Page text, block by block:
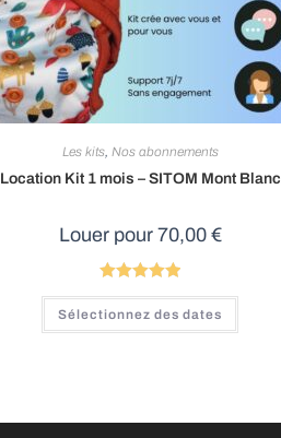
Les kits, Nos abonnements
Location Kit 1 mois – SITOM Mont Blanc
Louer pour 70,00 €
Note5.00
sur 5
Sélectionnez des dates